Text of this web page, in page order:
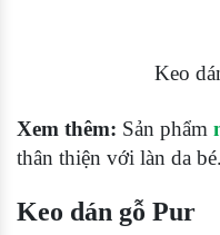
Keo
Xem thêm: Sản phẩm
thân thiện với làn da bé.
Keo dán gỗ Pur